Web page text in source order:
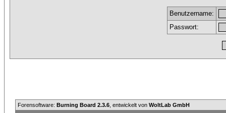
Benutzername:
Passwort:
Forensoftware: Burning Board 2.3.6 , entwickelt von WoltLab GmbH